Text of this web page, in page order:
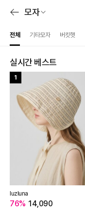
모자
전체 기타모자 버킷햇
실시간 베스트
1
luzluna
76% 14,090